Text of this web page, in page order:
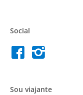
Social
Sou viajante